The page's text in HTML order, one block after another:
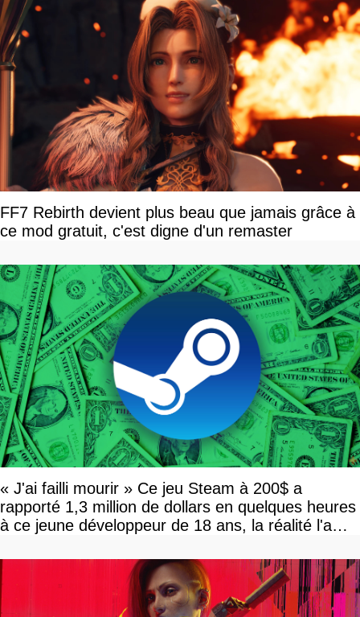
FF7 Rebirth devient plus beau que jamais grâce à
ce mod gratuit, c'est digne d'un remaster
« J'ai failli mourir » Ce jeu Steam à 200$ a
rapporté 1,3 million de dollars en quelques heures
à ce jeune développeur de 18 ans, la réalité l'a